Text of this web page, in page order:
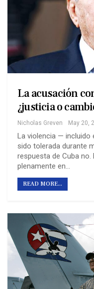
La acusación
¿justicia o
Nicholas Greven May 20,
La violencia —
sido tolerada durante
respuesta de Cuba no.
plenamente en…
READ MORE...